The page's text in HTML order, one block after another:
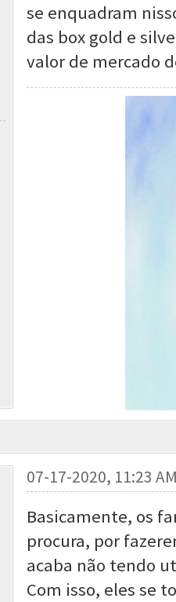
se enquadram
das box gold e
valor de mercado
07-17-2020, 11:23
Basicamente, os
procura, por
acaba não tendo
Com isso, eles se